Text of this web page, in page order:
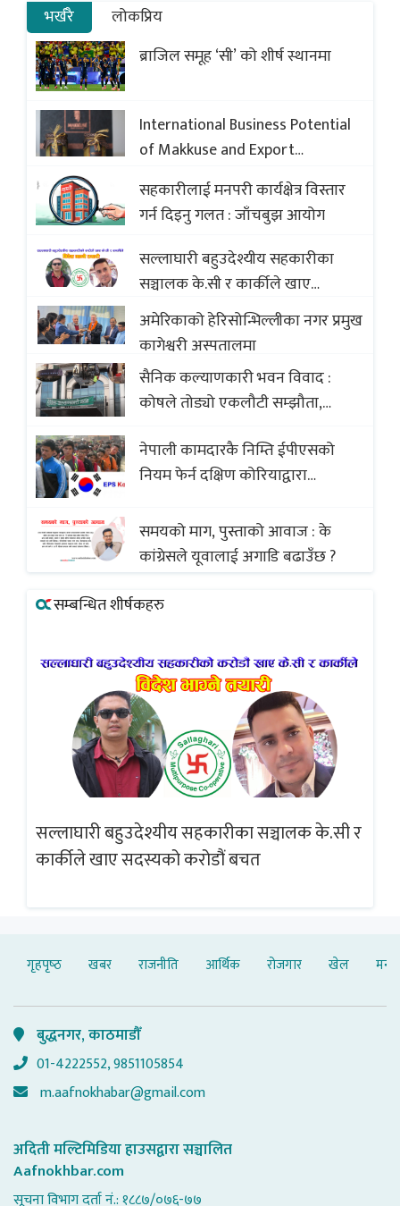
भर्खरै
लोकप्रिय
ब्राजिल समूह ‘सी’ को शीर्ष स्थानमा
International Business Potential
of Makkuse and Export
Opportunities of Nepali Sweets
with Global Comparison to
Baklava
सहकारीलाई मनपरी कार्यक्षेत्र विस्तार
गर्न दिइनु गलत : जाँचबुझ आयोग
सल्लाघारी बहुउदेश्यीय सहकारीका
सञ्चालक के.सी र कार्कीले खाए
सदस्यको करोडौं बचत
अमेरिकाको हेरिसोन्भिल्लीका नगर प्रमुख
कागेश्वरी अस्पतालमा
सैनिक कल्याणकारी भवन विवाद :
कोषले तोड्यो एकलौटी सम्झौता,
(भिडियो)
नेपाली कामदारकै निम्ति ईपीएसको
नियम फेर्न दक्षिण कोरियाद्वारा
समयको माग, पुस्ताको आवाज : के
कांग्रेसले यूवालाई अगाडि बढाउँछ ?
सम्बन्धित शीर्षकहरु
सल्लाघारी बहुउदेश्यीय सहकारीका सञ्चालक के.सी र
कार्कीले खाए सदस्यको करोडौं बचत
गृहपृष्‍ठ खबर राजनीति आर्थिक रोजगार खेल
बुद्धनगर, काठमाडौँ
01-4222552, 9851105854
m.aafnokhabar@gmail.com
अदिती मल्टिमिडिया हाउसद्वारा सञ्चालित
Aafnokhbar.com
सूचना विभाग दर्ता नं.: १८८७/०७६-७७